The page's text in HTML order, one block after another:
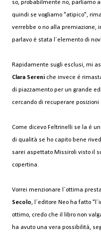
so, probabilmente no, parliamo
quindi se vogliamo "atipico",
verrebbe o no alla premiazione,
parlavo é stata l´elemento di
Rapidamente sugli esclusi, mi
Clara Sereni che invece é
di piazzamento per un grande
cercando di recuperare
Come dicevo Feltrinelli se la é
di qualità se ho capito bene
sarei aspettato Missiroli visto il
copertina.
Vorrei menzionare l´ottima
Secolo, l´editore Neo ha fatto
ottimo, credo che il libro non
ha avuto una vera possibilitá,